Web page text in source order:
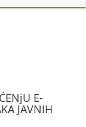
E-
JAVNIH